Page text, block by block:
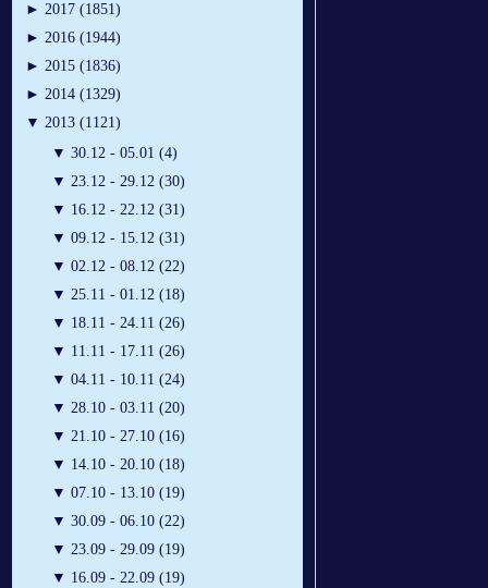
► 2017 (1851)
► 2016 (1944)
► 2015 (1836)
► 2014 (1329)
▼ 2013 (1121)
▼ 30.12 - 05.01 (4)
▼ 23.12 - 29.12 (30)
▼ 16.12 - 22.12 (31)
▼ 09.12 - 15.12 (31)
▼ 02.12 - 08.12 (22)
▼ 25.11 - 01.12 (18)
▼ 18.11 - 24.11 (26)
▼ 11.11 - 17.11 (26)
▼ 04.11 - 10.11 (24)
▼ 28.10 - 03.11 (20)
▼ 21.10 - 27.10 (16)
▼ 14.10 - 20.10 (18)
▼ 07.10 - 13.10 (19)
▼ 30.09 - 06.10 (22)
▼ 23.09 - 29.09 (19)
▼ 16.09 - 22.09 (19)